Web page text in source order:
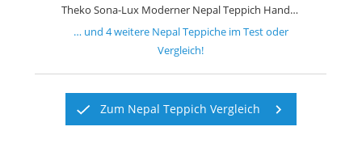
Theko Sona-Lux Moderner Nepal Teppich Handarbeit Honig
… und 4weitere Nepal Teppicheim Test oder
Vergleich!
Zum Nepal Teppich Vergleich